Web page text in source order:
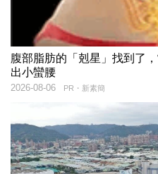
腹部脂肪的「剋星」找到了
出小蠻腰
PR・新素簡
2026-08-06